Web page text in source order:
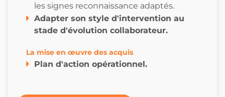
les signes reconnaissance adaptés.
Adapter son style d'intervention au
stade d'évolution collaborateur.
La mise en œuvre des acquis
Plan d'action opérationnel.